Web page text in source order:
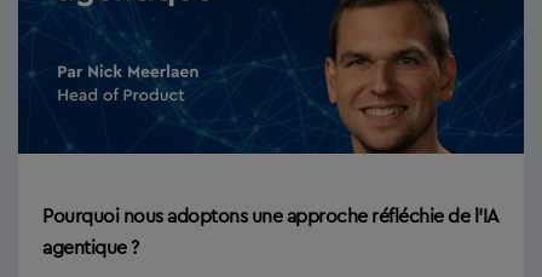
Pourquoi nous adoptons une approche réfléchie de l’IA
agentique ?